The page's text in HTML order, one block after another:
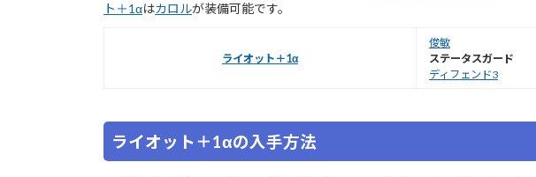
ト＋1αはカロルが装備可能です。
ライオット＋1α
俊敏
ステータスガード
ディフェンド3
ライオット＋1αの入手方法